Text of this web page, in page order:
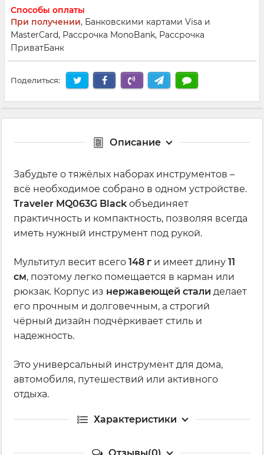
Способы оплаты
При получении, Банковскими картами Visa и
MasterCard, Рассрочка MonoBank, Рассрочка
ПриватБанк
Поделиться:
Описание
Забудьте о тяжёлых наборах инструментов –
всё необходимое собрано в одном устройстве.
Traveler MQ063G Black объединяет
практичность и компактность, позволяя всегда
иметь нужный инструмент под рукой.
Мультитул весит всего 148 г и имеет длину 11
см, поэтому легко помещается в карман или
рюкзак. Корпус из нержавеющей стали делает
его прочным и долговечным, а строгий
чёрный дизайн подчёркивает стиль и
надежность.
Это универсальный инструмент для дома,
автомобиля, путешествий или активного
отдыха.
Характеристики